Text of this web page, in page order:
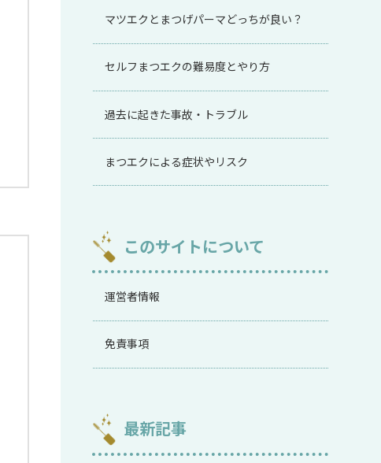
マツエクとまつげパーマどっちが良い？
セルフまつエクの難易度とやり方
過去に起きた事故・トラブル
まつエクによる症状やリスク
このサイトについて
運営者情報
免責事項
最新記事